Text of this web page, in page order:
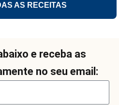
AS RECEITAS
e receba as
no seu email: